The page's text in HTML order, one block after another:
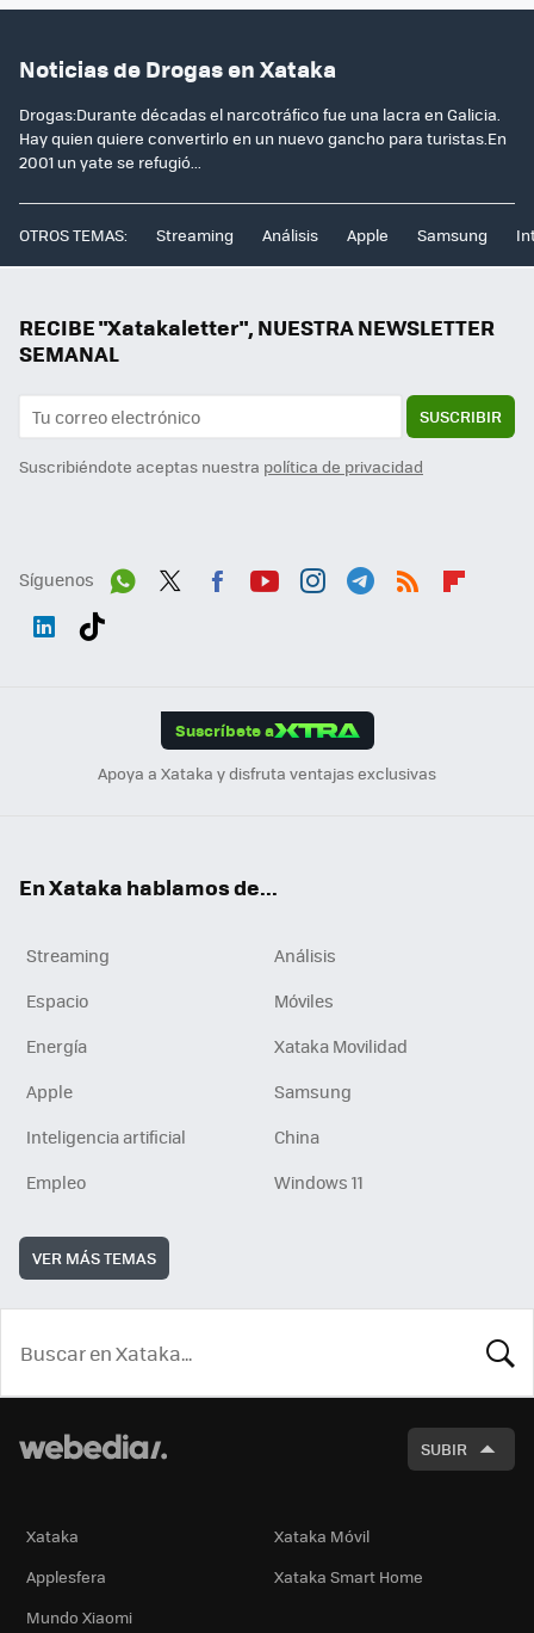
Noticias de Drogas en Xataka
Drogas:Durante décadas el narcotráfico fue una lacra en Galicia.
Hay quien quiere convertirlo en un nuevo gancho para turistas.En
2001 un yate se refugió...
OTROS TEMAS: Streaming Análisis Apple Samsung
RECIBE "Xatakaletter", NUESTRA NEWSLETTER
SEMANAL
SUSCRIBIR
Suscribiéndote aceptas nuestra política de privacidad
Síguenos
Suscríbete a
Apoya a Xataka y disfruta ventajas exclusivas
En Xataka hablamos de...
Streaming
Análisis
Espacio
Móviles
Energía
Xataka Movilidad
Apple
Samsung
Inteligencia artificial
China
Empleo
Windows 11
VER MÁS TEMAS
SUBIR
Xataka
Xataka Móvil
Applesfera
Xataka Smart Home
Mundo Xiaomi